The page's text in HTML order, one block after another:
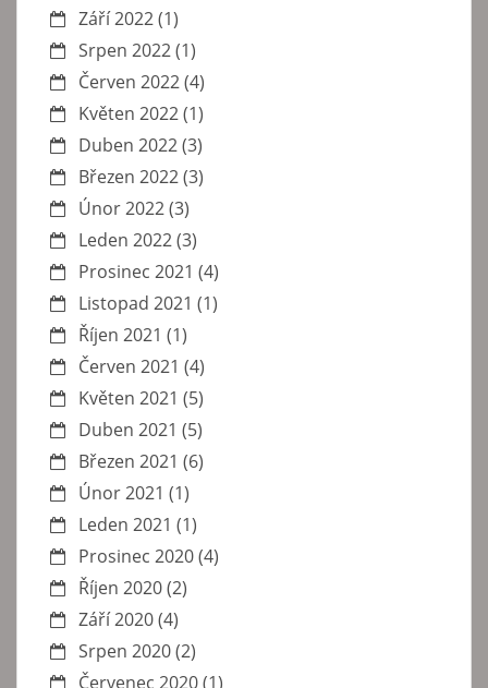
Září 2022(1)
Srpen 2022(1)
Červen 2022(4)
Květen 2022(1)
Duben 2022(3)
Březen 2022(3)
Únor 2022(3)
Leden 2022(3)
Prosinec 2021 (4)
Listopad 2021 (1)
Říjen 2021 (1)
Červen 2021 (4)
Květen 2021 (5)
Duben 2021 (5)
Březen 2021 (6)
Únor 2021 (1)
Leden 2021 (1)
Prosinec 2020(4)
Říjen 2020(2)
Září 2020(4)
Srpen 2020(2)
Červenec 2020(1)